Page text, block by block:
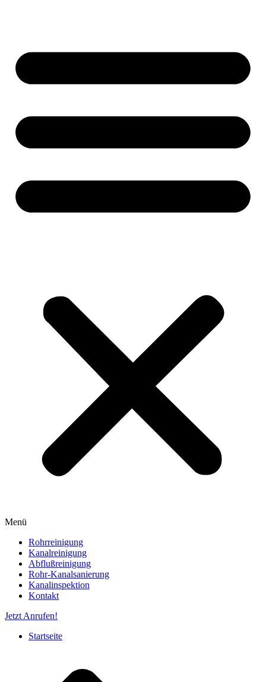
Menü
Rohrreinigung
Kanalreinigung
Abflußreinigung
Rohr-Kanalsanierung
Kanalinspektion
Kontakt
Jetzt Anrufen!
Startseite